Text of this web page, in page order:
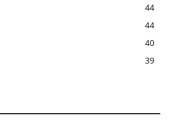
44
44
40
39